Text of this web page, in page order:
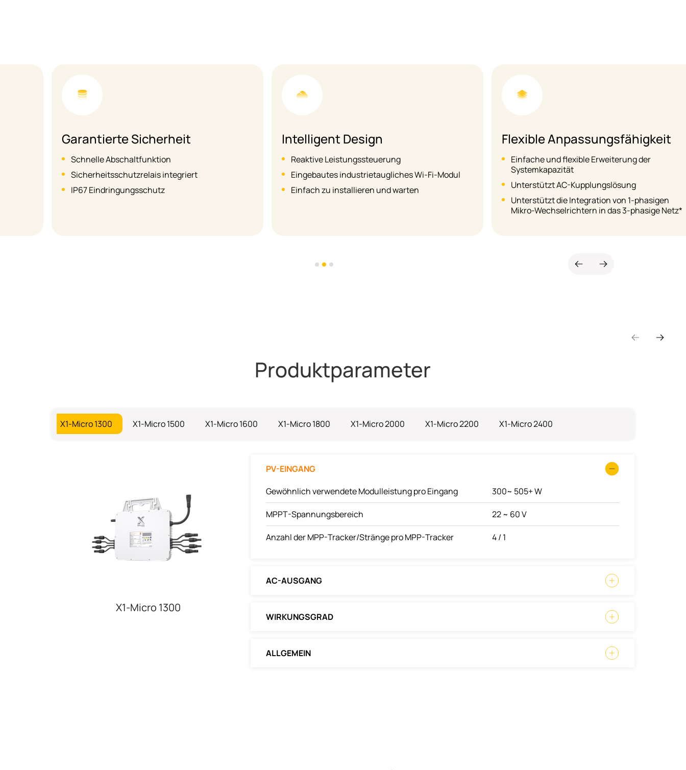
Garantierte Sicherheit
Schnelle Abschaltfunktion
Sicherheitsschutzrelais integriert
IP67 Eindringungsschutz
Intelligent Design
Reaktive Leistungssteuerung
Eingebautes industrietaugliches Wi-Fi-Modul
Einfach zu installieren und warten
Flexible Anpassungsfähigkeit
Einfache und flexible Erweiterung der
Systemkapazität
Unterstützt AC-Kupplungslösung
Unterstützt die Integration von 1-phasigen
Mikro-Wechselrichtern in das 3-phasige Netz*
Produktparameter
X1-Micro 1300 X1-Micro 1500 X1-Micro 1600 X1-Micro 1800 X1-Micro 2000 X1-Micro 2200 X1-Micro 2400
X1-Micro 1300
PV-EINGANG
Gewöhnlich verwendete Modulleistung pro Eingang
300~ 505+ W
MPPT-Spannungsbereich 22 ~ 60 V
Anzahl der MPP-Tracker/Stränge pro MPP-Tracker 4 / 1
AC-AUSGANG
WIRKUNGSGRAD
ALLGEMEIN